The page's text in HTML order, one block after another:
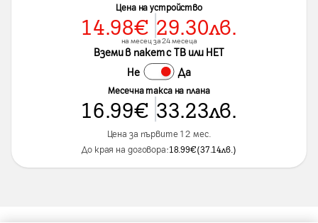
Цена на устройство
14.98€ 29.30лв.
на месец за 24 месеца
Вземи в пакет с ТВ или НЕТ
Не Да
Месечна такса на плана
16.99€ 33.23лв.
Цена за първите 12 мес.
До края на договора:18.99€(37.14лв. )